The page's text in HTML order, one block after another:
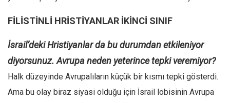
FİLİSTİNLİ HRİSTİYANLAR İKİNCİ SINIF
İsrail’deki Hristiyanlar da bu durumdan etkileniyor
diyorsunuz. Avrupa neden yeterince tepki veremiyor?
Halk düzeyinde Avrupalıların küçük bir kısmı tepki gösterdi.
Ama bu olay biraz siyasi olduğu için İsrail lobisinin Avrupa